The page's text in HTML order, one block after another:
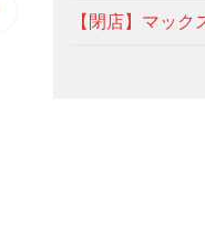
【閉店】マッ